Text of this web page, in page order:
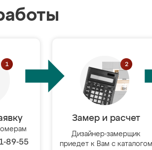
89-55
Замер и расчет
Дизайнер-замерщик
приедет к Вам с каталогом